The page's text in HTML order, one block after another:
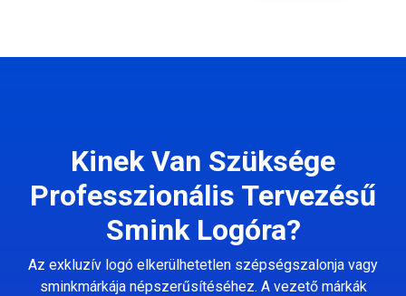
Kinek Van Szüksége
Professzionális Tervezésű
Smink Logóra?
Az exkluzív logó elkerülhetetlen szépségszalonja vagy
sminkmárkája népszerűsítéséhez. A vezető márkák